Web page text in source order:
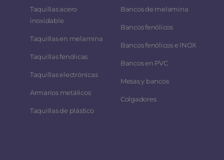
Taquillas acero
inoxidable
Taquillas en melamina
Taquillas fenólicas
Taquillas electrónicas
Armarios metálicos
Taquillas de plástico
Bancos de melamina
Bancos fenólicos
Bancos fenólicos e INOX
Bancos en PVC
Mesas y bancos
Colgadores